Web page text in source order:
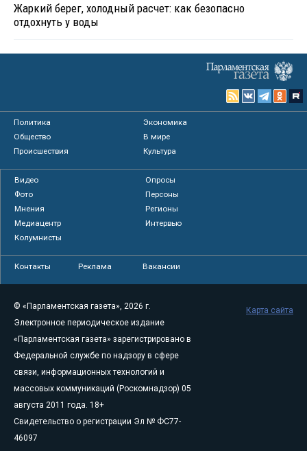
Жаркий берег, холодный расчет: как безопасно
отдохнуть у воды
Политика
Экономика
Общество
В мире
Происшествия
Культура
Видео
Опросы
Фото
Персоны
Мнения
Регионы
Медиацентр
Интервью
Колумнисты
Контакты Реклама Вакансии
© «Парламентская газета», 2026 г.
Электронное периодическое издание
«Парламентская газета» зарегистрировано в
Федеральной службе по надзору в сфере
связи, информационных технологий и
массовых коммуникаций (Роскомнадзор) 05
августа 2011 года. 18+
Свидетельство о регистрации Эл № ФС77-
46097
Карта сайта